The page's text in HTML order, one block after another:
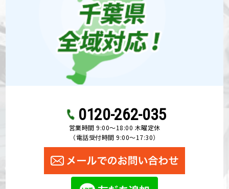
0120-262-035
営業時間 9:00〜18:00 木曜定休
（電話受付時間 9:00〜17:30）